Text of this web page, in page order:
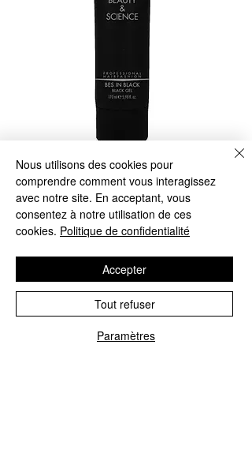
BES Gel noir Best in
black 170ml
29,95 $Prix
Quantité *
Ajouter au panier
Nous utilisons des cookies pour
comprendre comment vous interagissez
avec notre site. En acceptant, vous
consentez à notre utilisation de ces
cookies. Politique de confidentialité
Paramètres
Tout refuser
Accepter